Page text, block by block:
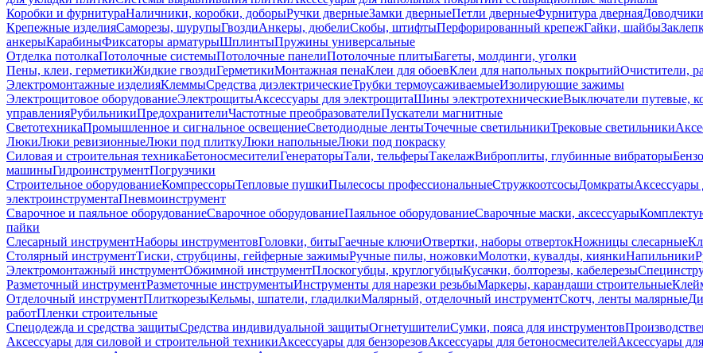
Коробки и фурнитураНаличники, коробки, доборыРучки дверныеЗамки дверныеПетли дверныеФурнитура дверная
Крепежные изделияСаморезы, шурупыГвоздиАнкеры, дюбелиСкобы, штифтыПерфорированный крепежГайки, шайбы
анкерыКарабиныФиксаторы арматурыШплинтыПружины универсальные
Отделка потолкаПотолочные системыПотолочные панелиПотолочные плитыБагеты, молдинги, уголки
Пены, клеи, герметикиЖидкие гвоздиГерметикиМонтажная пенаКлеи для обоевКлеи для напольных покрытийОчистители,
Электромонтажные изделияКлеммыСредства диэлектрическиеТрубки термоусаживаемыеИзолирующие зажимы
Электрощитовое оборудованиеЭлектрощитыАксессуары для электрощитаШины электротехническиеВыключатели путевые,
управленияРубильникиПредохранителиЧастотные преобразователиПускатели магнитные
СветотехникаПромышленное и сигнальное освещениеСветодиодные лентыТочечные светильникиТрековые светильники
ЛюкиЛюки ревизионныеЛюки под плиткуЛюки напольныеЛюки под покраску
Силовая и строительная техникаБетоносмесителиГенераторыТали, тельферыТакелажВиброплиты, глубинные вибраторы
машиныГидроинструментПогрузчики
Строительное оборудованиеКомпрессорыТепловые пушкиПылесосы профессиональныеСтружкоотсосыДомкратыАксессуары
электроинструментаПневмоинструмент
Сварочное и паяльное оборудованиеСварочное оборудованиеПаяльное оборудованиеСварочные маски, аксессуары
пайки
Слесарный инструментНаборы инструментовГоловки, битыГаечные ключиОтвертки, наборы отвертокНожницы слесарные
Столярный инструментТиски, струбцины, гейферные зажимыРучные пилы, ножовкиМолотки, кувалды, киянкиНапильники
Электромонтажный инструментОбжимной инструментПлоскогубцы, круглогубцыКусачки, болторезы, кабелерезы
Разметочный инструментРазметочные инструментыИнструменты для нарезки резьбыМаркеры, карандаши строительные
Отделочный инструментПлиткорезыКельмы, шпатели, гладилкиМалярный, отделочный инструментСкотч, ленты малярные
работПленки строительные
Спецодежда и средства защитыСредства индивидуальной защитыОгнетушителиСумки, пояса для инструментов
Аксессуары для силовой и строительной техникиАксессуары для бензорезовАксессуары для бетоносмесителейАксессуары